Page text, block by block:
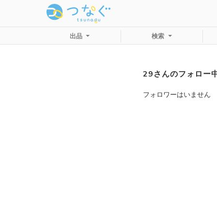
出品 検索
29さんのフォロー
フォロワーはいません